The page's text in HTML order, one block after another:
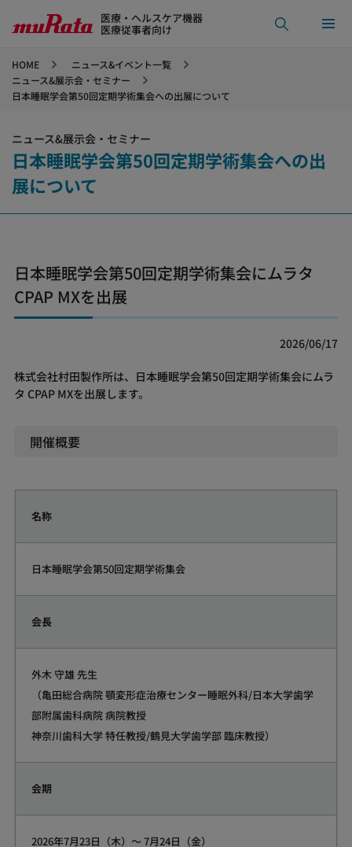
医療・ヘルスケア機器
医療従事者向け
HOME
ニュース&イベント一覧
ニュース&展示会・セミナー
日本睡眠学会第50回定期学術集会への出展について
日本睡眠学会第50回定期学術集会への出
展について
ニュース&展示会・セミナー
日本睡眠学会第50回定期学術集会にムラタ
CPAP MXを出展
2026/06/17
株式会社村田製作所は、日本睡眠学会第50回定期学術集会にムラ
タ CPAP MXを出展します。
開催概要
名称
日本睡眠学会第50回定期学術集会
会長
外木 守雄 先生
（亀田総合病院 顎変形症治療センター睡眠外科/日本大学歯学
部附属歯科病院 病院教授
神奈川歯科大学 特任教授/鶴見大学歯学部 臨床教授）
会期
2026年7月23日（木）～ 7月24日（金）